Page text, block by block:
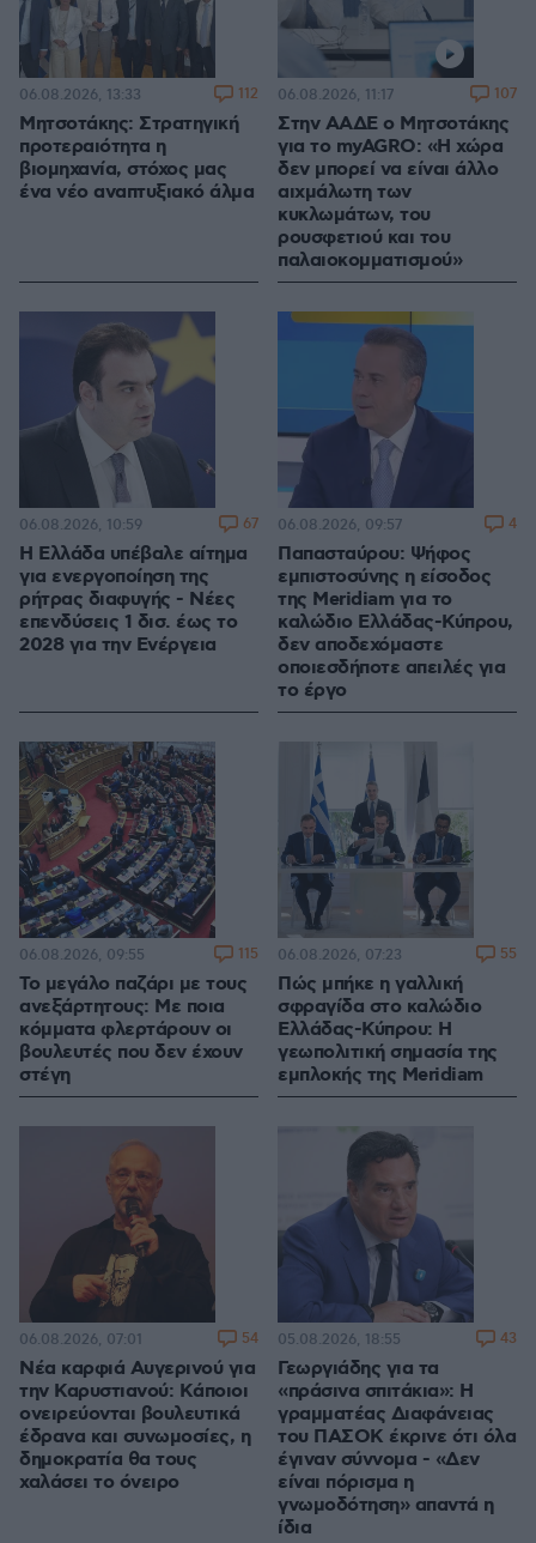
Μητσοτάκης: Στρατηγική
προτεραιότητα η
βιομηχανία, στόχος μας
ένα νέο αναπτυξιακό άλμα
06.08.2026, 13:33 112
Στην ΑΑΔΕ ο Μητσοτάκης
για το myAGRO: «Η χώρα
δεν μπορεί να είναι άλλο
αιχμάλωτη των
κυκλωμάτων, του
ρουσφετιού και του
παλαιοκομματισμού»
06.08.2026, 11:17 107
Η Ελλάδα υπέβαλε αίτημα
για ενεργοποίηση της
ρήτρας διαφυγής - Νέες
επενδύσεις 1 δισ. έως το
2028 για την Ενέργεια
06.08.2026, 10:59 67
Παπασταύρου: Ψήφος
εμπιστοσύνης η είσοδος
της Meridiam για το
καλώδιο Ελλάδας-Κύπρου,
δεν αποδεχόμαστε
οποιεσδήποτε απειλές για
το έργο
06.08.2026, 09:57 4
Το μεγάλο παζάρι με τους
ανεξάρτητους: Με ποια
κόμματα φλερτάρουν οι
βουλευτές που δεν έχουν
στέγη
06.08.2026, 09:55 115
Πώς μπήκε η γαλλική
σφραγίδα στο καλώδιο
Ελλάδας-Κύπρου: Η
γεωπολιτική σημασία της
εμπλοκής της Meridiam
06.08.2026, 07:23 55
Νέα καρφιά Αυγερινού για
την Καρυστιανού: Kάποιοι
ονειρεύονται βουλευτικά
έδρανα και συνωμοσίες, η
δημοκρατία θα τους
χαλάσει το όνειρο
06.08.2026, 07:01 54
Γεωργιάδης για τα
«πράσινα σπιτάκια»: Η
γραμματέας Διαφάνειας
του ΠΑΣΟΚ έκρινε ότι όλα
έγιναν σύννομα - «Δεν
είναι πόρισμα η
γνωμοδότηση» απαντά η
ίδια
05.08.2026, 18:55 43